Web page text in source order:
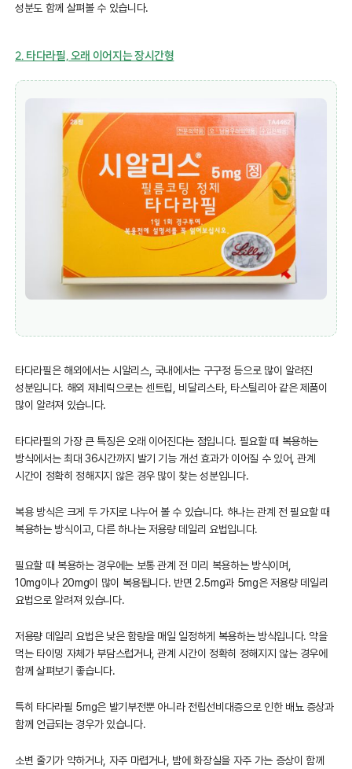
성분도 함께 살펴볼 수 있습니다.
2. 타다라필, 오래 이어지는 장시간형
타다라필은 해외에서는 시알리스, 국내에서는 구구정 등으로 많이 알려진
성분입니다. 해외 제네릭으로는 센트립, 비달리스타, 타스틸리아 같은 제품이
많이 알려져 있습니다.
타다라필의 가장 큰 특징은 오래 이어진다는 점입니다. 필요할 때 복용하는
방식에서는 최대 36시간까지 발기 기능 개선 효과가 이어질 수 있어, 관계
시간이 정확히 정해지지 않은 경우 많이 찾는 성분입니다.
복용 방식은 크게 두 가지로 나누어 볼 수 있습니다. 하나는 관계 전 필요할 때
복용하는 방식이고, 다른 하나는 저용량 데일리 요법입니다.
필요할 때 복용하는 경우에는 보통 관계 전 미리 복용하는 방식이며,
10mg이나 20mg이 많이 복용됩니다. 반면 2.5mg과 5mg은 저용량 데일리
요법으로 알려져 있습니다.
저용량 데일리 요법은 낮은 함량을 매일 일정하게 복용하는 방식입니다. 약을
먹는 타이밍 자체가 부담스럽거나, 관계 시간이 정확히 정해지지 않는 경우에
함께 살펴보기 좋습니다.
특히 타다라필 5mg은 발기부전뿐 아니라 전립선비대증으로 인한 배뇨 증상과
함께 언급되는 경우가 있습니다.
소변 줄기가 약하거나, 자주 마렵거나, 밤에 화장실을 자주 가는 증상이 함께